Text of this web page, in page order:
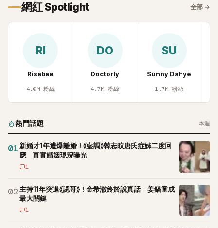
網紅 Spotlight 全部 →
RI
Risabae
4.0M 粉絲
DO
Doctorly
4.7M 粉絲
SU
Sunny Dahye
1.7M 粉絲
熱門話題 本週
01 新婚才1年遭爆離婚！《藍調》韓志旼唐氏症姊二度回
應 真實婚姻現況曝光
1
02 主持11年突退《認哥》！金希澈終於說真話 姜鎬童成
最大關鍵
1